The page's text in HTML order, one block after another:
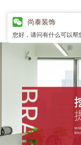
尚泰装饰
您好，请问有什么可以帮